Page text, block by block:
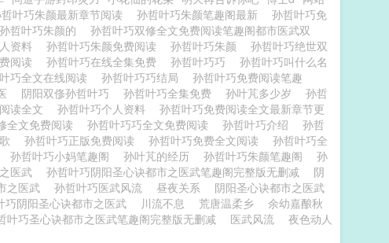
叶巧朱颜最新章节阅读 孙哲叶巧朱颜笔趣阁最新
孙哲叶巧免
孙哲叶巧朱颜的
孙哲叶巧双修全文免费阅读笔趣阁都市医武双
资料 孙哲叶巧朱颜免费阅读 孙哲叶巧朱颜
孙哲叶巧绝世双
阅读 孙哲叶巧在线全集免费 孙哲叶巧巧
孙哲叶巧叫什么名
巧全文在线阅读 孙哲叶巧巧结局
孙哲叶巧免费阅读笔趣
阴阳双俢孙哲叶巧 孙哲叶巧全集免费 孙叶芃多少岁
孙哲
读全文 孙哲叶巧个人资料
孙哲叶巧免费阅读全文最新章节更
全文免费阅读 孙哲叶巧巧全文免费阅读 孙哲叶巧介绍
孙哲
孙哲叶巧正版免费阅读 孙哲叶巧免费全文阅读
孙哲叶巧全
孙哲叶巧小妈笔趣阁 孙叶芃的经历 孙哲叶巧朱颜笔趣阁
孙
医武 孙哲叶巧阴阳圣心诀都市之医武笔趣阁完整版无删减
阴
之医武 孙哲叶巧医武风流 昼夜关系
阴阳圣心诀都市之医武
巧阴阳圣心诀都市之医武 川流不息 荒唐温柔乡
余幼嘉酿秋
叶巧圣心诀都市之医武笔趣阁完整版无删减 医武风流
夜色动人